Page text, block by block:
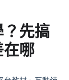
先搞
哪